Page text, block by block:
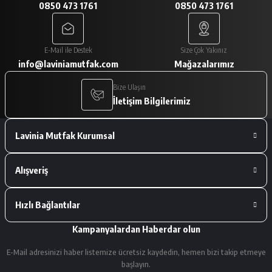
A... V... | 29/01/2026
Paketleme çok iyiydi. Ürünler tam
istediğimiz gibiydi.
A... V... | 29/01/2026
Deneyimini Paylaş
0850 473 1761 0850 473 1761
E-Mail ile Destek
info@laviniamutfak.com
Size Çok Yakınız
Mağazalarımız
Bize Ulaşın
İletişim Bilgilerimiz
Lavinia Mutfak Kurumsal
Alışveriş
Hızlı Bağlantılar
Kampanyalardan Haberdar olun
E-Mail adresinizi haber listemize ücretsiz kaydedin, hemen bizi takip etmeye
başlayın.